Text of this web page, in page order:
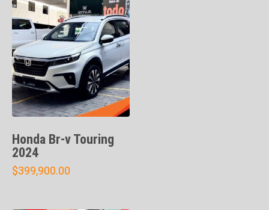
Honda Br-v Touring
2024
$399,900.00